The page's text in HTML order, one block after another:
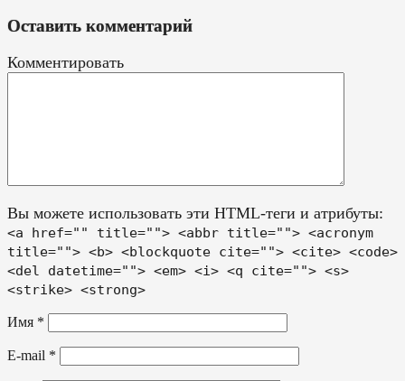
Оставить комментарий
Комментировать
Вы можете использовать эти HTML-теги и атрибуты:
<a href="" title=""> <abbr title=""> <acronym
title=""> <b> <blockquote cite=""> <cite> <code>
<del datetime=""> <em> <i> <q cite=""> <s>
<strike> <strong>
Имя *
E-mail *